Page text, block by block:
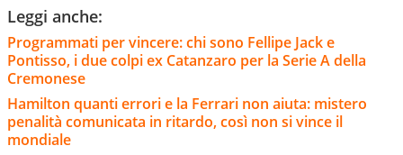
Leggi anche:
Programmati per vincere: chi sono Fellipe Jack e
Pontisso, i due colpi ex Catanzaro per la Serie A della
Cremonese
Hamilton quanti errori e la Ferrari non aiuta: mistero
penalità comunicata in ritardo, così non si vince il
mondiale